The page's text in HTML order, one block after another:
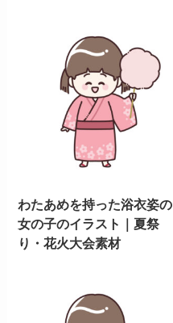
わたあめを持った浴衣姿の
女の子のイラスト｜夏祭
り・花火大会素材